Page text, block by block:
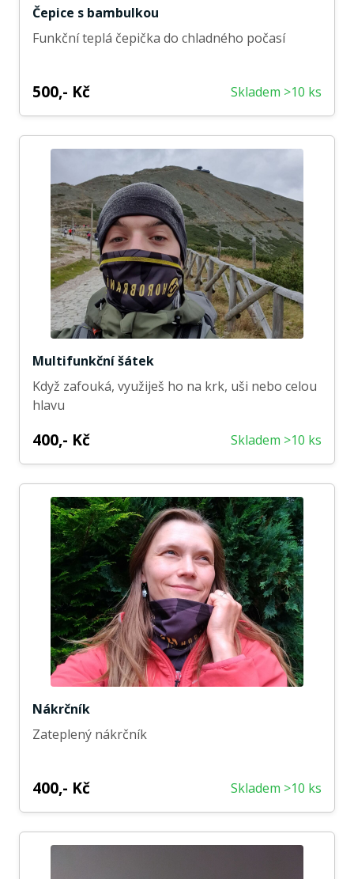
Čepice s bambulkou
Funkční teplá čepička do chladného počasí
500,- Kč Skladem >10 ks
Multifunkční šátek
Když zafouká, využiješ ho na krk, uši nebo celou
hlavu
400,- Kč Skladem >10 ks
Nákrčník
Zateplený nákrčník
400,- Kč Skladem >10 ks